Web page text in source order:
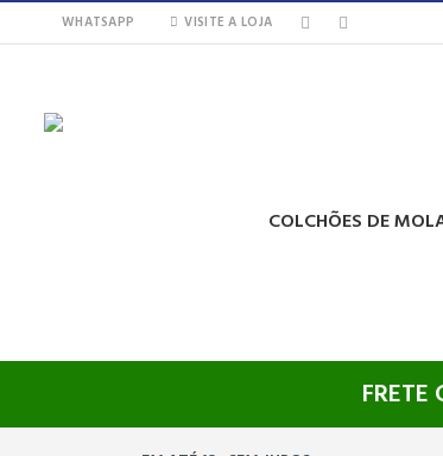
WHATSAPP VISITE A LOJA
COLCHÕES DE